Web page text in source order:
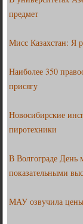
предмет
Мисс Казахстан: Я
Наиболее 350
присягу
Новосибирские
пиротехники
В Волгограде День
показательными
МАУ озвучила цены